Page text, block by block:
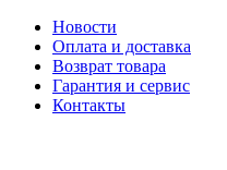
Новости
Оплата и доставка
Возврат товара
Гарантия и сервис
Контакты